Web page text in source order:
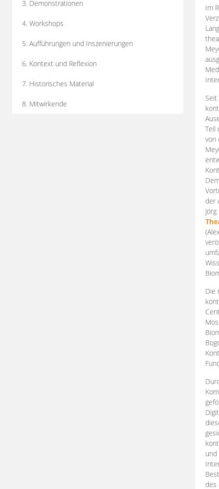
3. Demonstrationen
4. Workshops
5. Aufführungen und Inszenierungen
6. Kontext und Reflexion
7. Historisches Material
8. Mitwirkende
Im
Teil
von
der
Die
des